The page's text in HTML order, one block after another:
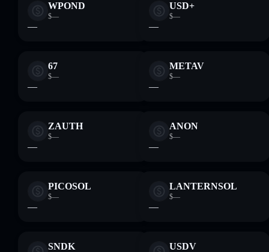
WPOND
$—
—
USD+
$—
—
67
$—
—
METAV
$—
—
ZAUTH
$—
—
ANON
$—
—
PICOSOL
$—
—
LANTERNSOL
$—
—
SNDK USDV